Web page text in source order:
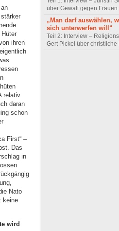
ihren
relativ
daran
schon
First“ –
Das
in
Nato
keine
wird
über Gewalt gegen Frauen
„Man darf auswählen,
sich unterwerfen will“
Teil 2: Interview –
Gert Pickel über christliche